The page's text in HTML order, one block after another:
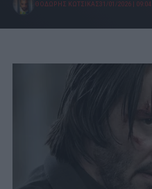
ΘΟΔΩΡΗΣ ΚΩΤΣΙΚΑΣ31/01/2026 09:04